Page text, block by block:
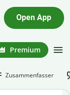
Open App
Premium
Zusammenfasser